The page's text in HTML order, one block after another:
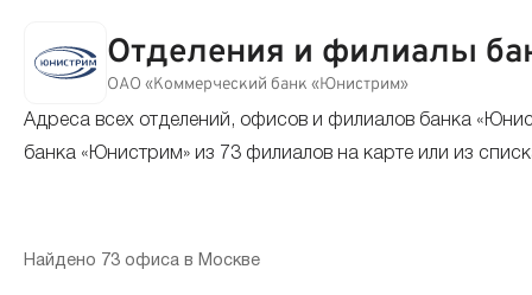
без отказа
с плохой КИ
до зарплаты
Мгновенные займы
Лучшие займы С
Кредитные карты
Кредитные карты
Отделения и филиалы
ОАО «Коммерческий банк «Юнистрим»
Адреса всех отделений, офисов и филиалов банка
банка «Юнистрим» из 73 филиалов на карте или из
Найдено 73 офиса в Москве